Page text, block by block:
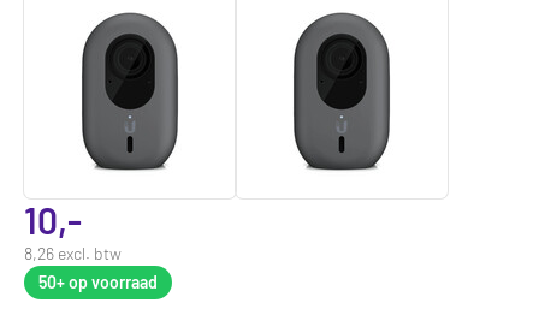
10,-
8,26 excl. btw
50+op voorraad